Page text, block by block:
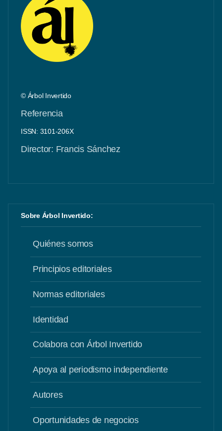
© Árbol Invertido
Referencia
ISSN: 3101-206X
Director: Francis Sánchez
Sobre Árbol Invertido:
Quiénes somos
Principios editoriales
Normas editoriales
Identidad
Colabora con Árbol Invertido
Apoya al periodismo independiente
Autores
Oportunidades de negocios